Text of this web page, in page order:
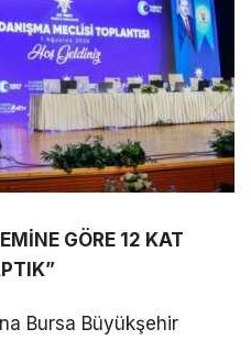
GÖRE 12 KAT
Bursa Büyükşehir